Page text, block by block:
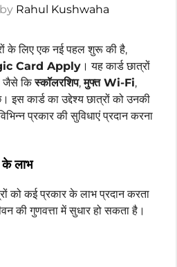
by Rahul Kushwaha
के लिए एक नई पहल शुरू की है,
Card Apply । यह कार्ड छात्रों
जैसे किस्कॉलरशिप,मुफ्त Wi-Fi,
कार्ड का उद्देश्य छात्रों को उनकी
प्रकार की सुविधाएं प्रदान करना
लाभ
को कई प्रकार के लाभ प्रदान करता
की गुणवत्ता में सुधार हो सकता है।